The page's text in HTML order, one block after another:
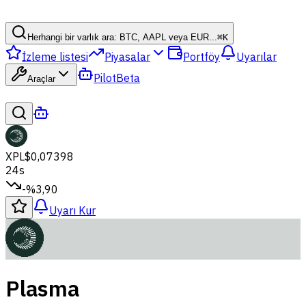
Herhangi bir varlık ara: BTC, AAPL veya EUR...⌘K
İzleme listesi Piyasalar Portföy Uyarılar
Araçlar PilotBeta
XPL$0,07398
24s
-%3,90
Uyarı Kur
Plasma